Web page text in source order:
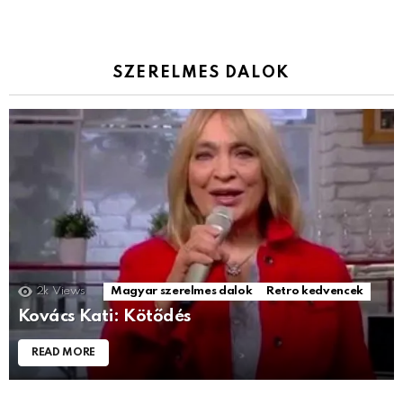
SZERELMES DALOK
2k Views Magyar szerelmes dalok Retro kedvencek
Kovács Kati: Kötődés
READ MORE